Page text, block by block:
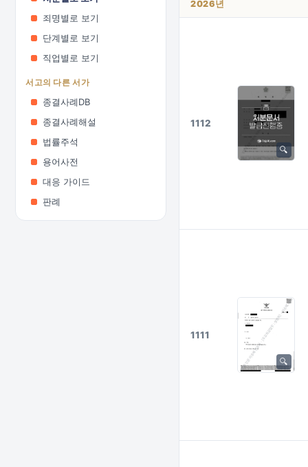
죄명별로 보기
단계별로 보기
직업별로 보기
서고의 다른 서가
종결사례DB
종결사례해설
법률주석
용어사전
대응 가이드
판례
2026년
1112
1111